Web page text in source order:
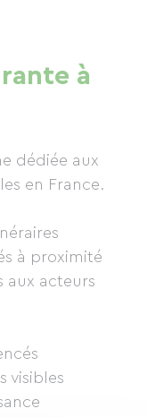
à
dédiée aux
en France.
à proximité
aux acteurs
visibles